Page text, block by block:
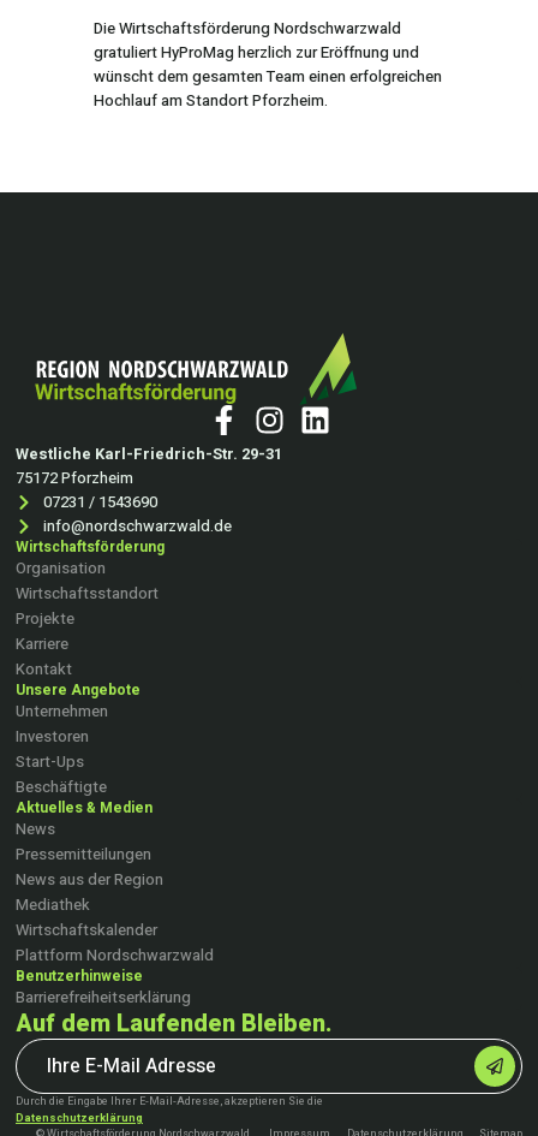
Die Wirtschaftsförderung Nordschwarzwald
gratuliert HyProMag herzlich zur Eröffnung und
wünscht dem gesamten Team einen erfolgreichen
Hochlauf am Standort Pforzheim.
Westliche Karl-Friedrich-Str. 29-31
75172 Pforzheim
07231 / 1543690
info@nordschwarzwald.de
Wirtschaftsförderung
Organisation
Wirtschaftsstandort
Projekte
Karriere
Kontakt
Unsere Angebote
Unternehmen
Investoren
Start-Ups
Beschäftigte
Aktuelles & Medien
News
Pressemitteilungen
News aus der Region
Mediathek
Wirtschaftskalender
Plattform Nordschwarzwald
Benutzerhinweise
Barrierefreiheitserklärung
Auf dem Laufenden Bleiben.
Durch die Eingabe Ihrer E-Mail-Adresse, akzeptieren Sie die
Datenschutzerklärung